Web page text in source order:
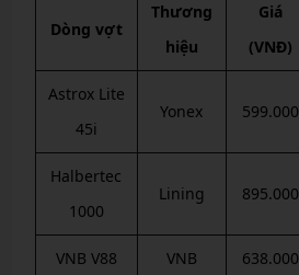
Dòng vợt
Thương
hiệu
Giá
(VNĐ)
Astrox Lite
45i
Yonex 599.000
Halbertec
1000
Lining 895.000
VNB V88 VNB 638.000